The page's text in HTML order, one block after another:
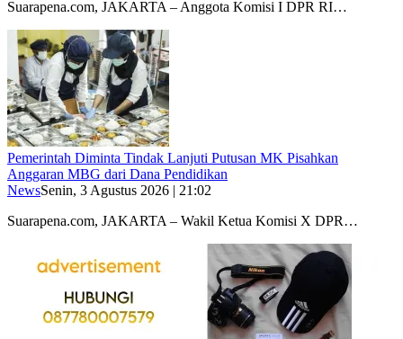
Suarapena.com, JAKARTA – Anggota Komisi I DPR RI…
Pemerintah Diminta Tindak Lanjuti Putusan MK Pisahkan
Anggaran MBG dari Dana Pendidikan
NewsSenin, 3 Agustus 2026 | 21:02
Suarapena.com, JAKARTA – Wakil Ketua Komisi X DPR…